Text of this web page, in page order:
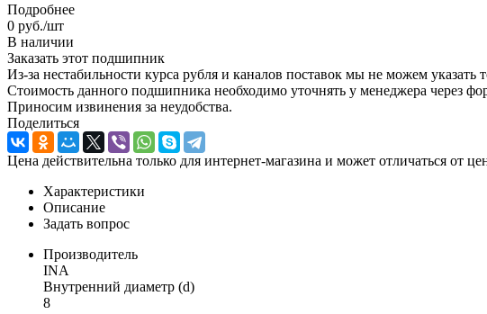
Подробнее
0 руб./шт
В наличии
Заказать этот подшипник
Из-за нестабильности курса рубля и каналов поставок мы не можем
Стоимость данного подшипника необходимо уточнять у менеджера через
Приносим извинения за неудобства.
Поделиться
Цена действительна только для интернет-магазина и может отличаться от
Характеристики
Описание
Задать вопрос
Производитель
INA
Внутренний диаметр (d)
8